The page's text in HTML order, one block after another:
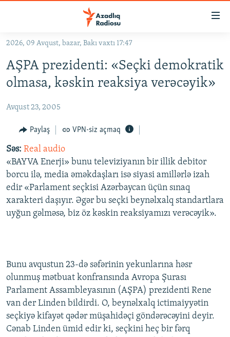
Əsas
qayıt
Əsas
naviqasiyaya
qayıt
#İZAHLA
KORRUPSIOMETR
#ƏSLINDƏ
FƏRQƏ BAX
QANUNI DOĞRU
ARAŞDIRMA
MULTIMEDIA
VIDEO
RADIO ARXIV
İSLAM VƏ DEMOKRATIYA
İZ - MƏDƏNIYYƏT PROQRAMI
HAQQIMIZDA
PEŞƏ ETIKASI VƏ JURNALISTIKA STANDARTLARIMIZ
MATERIALLARIMIZDAN ISTIFADƏ
AZADLIQRADIOSU MOBIL TELEFONUNUZDA
BIZIMLƏ ƏLAQƏ
XƏBƏR BÜLLETENLƏRIMIZ
RFE/RL-in bütün saytları
2026, 09 Avqust, bazar, Bakı vaxtı 17:47
AŞPA prezidenti: «Seçki demokratik
olmasa, kəskin reaksiya verəcəyik»
Avqust 23, 2005
Paylaş VPN-siz açmaq
Səs: Real audio
«BAYVA Enerji» bunu televiziyanın bir illik debitor
borcu ilə, media əməkdaşları isə siyasi amillərlə izah
edir «Parlament seçkisi Azərbaycan üçün sınaq
xarakteri daşıyır. Əgər bu seçki beynəlxalq standartlara
uyğun gəlməsə, biz öz kəskin reaksiyamızı verəcəyik».
Bunu avqustun 23-də səfərinin yekunlarına həsr
olunmuş mətbuat konfransında Avropa Şurası
Parlament Assambleyasının (AŞPA) prezidenti Rene
van der Linden bildirdi. O, beynəlxalq ictimaiyyətin
seçkiyə kifayət qədər müşahidəçi göndərəcəyini deyir.
Cənab Linden ümid edir ki, seçkini heç bir fərq